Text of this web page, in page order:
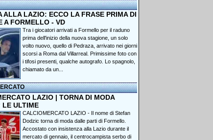
ALLA LAZIO: ECCO LA FRASE PRIMA DI
A FORMELLO - VD
Tra i giocatori arrivati a Formello per il raduno
prima dell'inizio della nuova stagione, un solo
volto nuovo, quello di Pedraza, arrivato nei giorni
scorsi a Roma dal Villarreal. Primissime foto con
i tifosi presenti, qualche autografo. Lo spagnolo,
chiamato da un...
LAZIO | TORNA DI MODA
LE ULTIME
CALCIOMERCATO LAZIO - Il nome di Stefan
Dodzic torna di moda dalle parti di Formello.
Accostato con insistenza alla Lazio durante il
mercato di gennaio, il centrocampista serbo di